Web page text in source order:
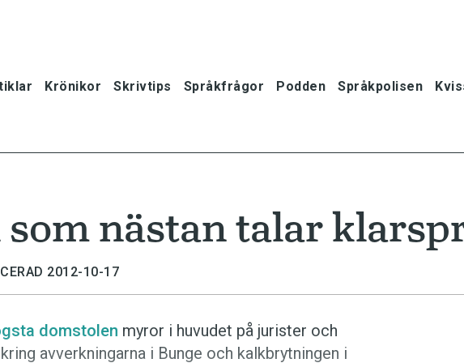
Krönikor Skrivtips Språkfrågor Podden Språkpolisen
Krönikor
nästan talar
2012-10-17
domstolen myror i huvudet på jurister och
avverkningarna i Bunge och kalkbrytningen i